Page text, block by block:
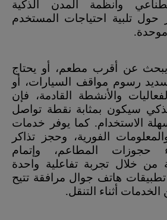
وأنظمة المدن الذكية
حول تلبية احتياجات المستخدم
يبحث عن أقرب مطعم، أو يحتاج
رسوم مواقف السيارات، أو
والأنشطة القادمة، فإن
سيكون بمثابة نقطة تواصل
الاستخدام. كما يوفر خدمات
الفورية، وحجز تذاكر
حجوزات المطاعم، وإتمام
من خلال تجربة تفاعلية واحدة
هاتف جوال مرافقة تتيح
أثناء التنقل.